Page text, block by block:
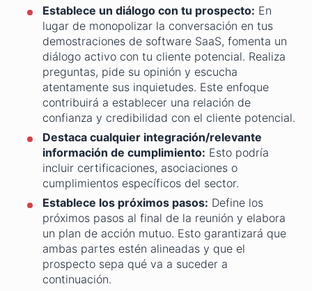
Establece un diálogo con tu prospecto: En
lugar de monopolizar la conversación en tus
demostraciones de software SaaS, fomenta un
diálogo activo con tu cliente potencial. Realiza
preguntas, pide su opinión y escucha
atentamente sus inquietudes. Este enfoque
contribuirá a establecer una relación de
confianza y credibilidad con el cliente potencial.
Destaca cualquier integración/relevante
información de cumplimiento: Esto podría
incluir certificaciones, asociaciones o
cumplimientos específicos del sector.
Establece los próximos pasos: Define los
próximos pasos al final de la reunión y elabora
un plan de acción mutuo. Esto garantizará que
ambas partes estén alineadas y que el
prospecto sepa qué va a suceder a
continuación.